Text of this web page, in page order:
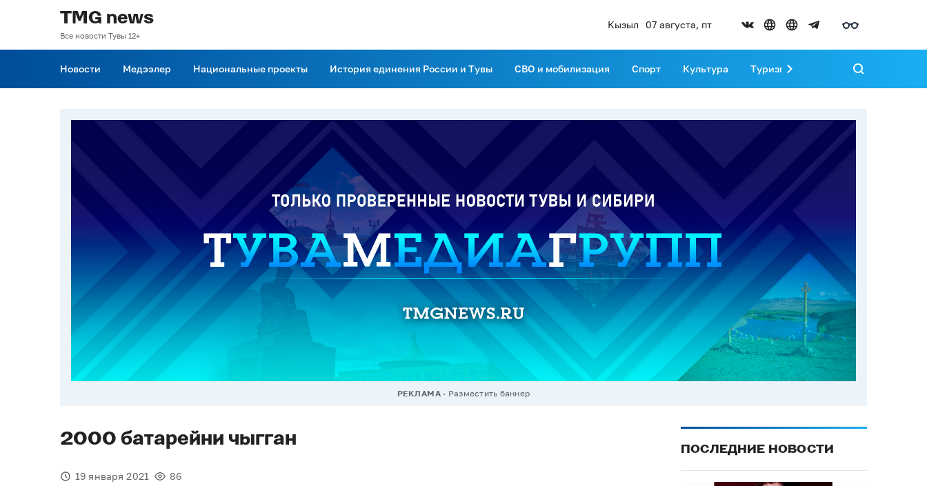
TMG news
Все новости Тувы 12+
Кызыл 07 августа, пт
Новости Медээлер Национальные проекты История единения России и Тувы СВО и мобилизация Спорт Культура Туризм Развитие Тувы
РЕКЛАМА Разместить баннер
2000 батарейни чыгган
19 января 2021 86
ПОСЛЕДНИЕ НОВОСТИ